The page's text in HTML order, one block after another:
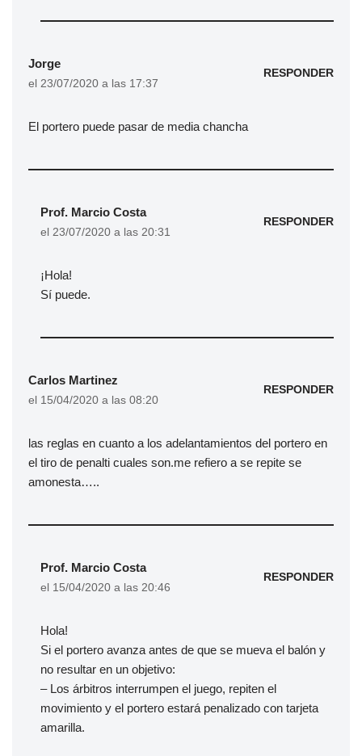
Jorge
el 23/07/2020 a las 17:37
RESPONDER
El portero puede pasar de media chancha
Prof. Marcio Costa
el 23/07/2020 a las 20:31
RESPONDER
¡Hola!
Sí puede.
Carlos Martinez
el 15/04/2020 a las 08:20
RESPONDER
las reglas en cuanto a los adelantamientos del portero en
el tiro de penalti cuales son.me refiero a se repite se
amonesta…..
Prof. Marcio Costa
el 15/04/2020 a las 20:46
RESPONDER
Hola!
Si el portero avanza antes de que se mueva el balón y
no resultar en un objetivo:
– Los árbitros interrumpen el juego, repiten el
movimiento y el portero estará penalizado con tarjeta
amarilla.